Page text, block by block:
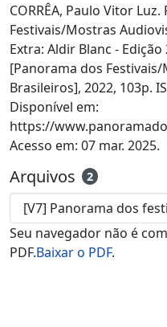
CORRÊA, Paulo Vitor
Festivais/Mostras
Extra: Aldir Blanc -
[Panorama dos
Brasileiros], 2022, 103p.
Disponível em:
https://
Acesso em: 07 mar. 2025.
Arquivos 2
Seu navegador não é
PDF.Baixar o PDF.